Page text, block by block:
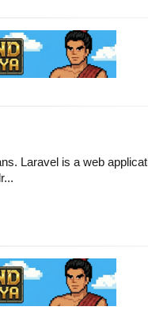
Laravel is a web